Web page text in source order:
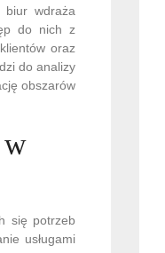
biur wdraża
do nich z
oraz
do analizy
obszarów
w
się potrzeb
usługami